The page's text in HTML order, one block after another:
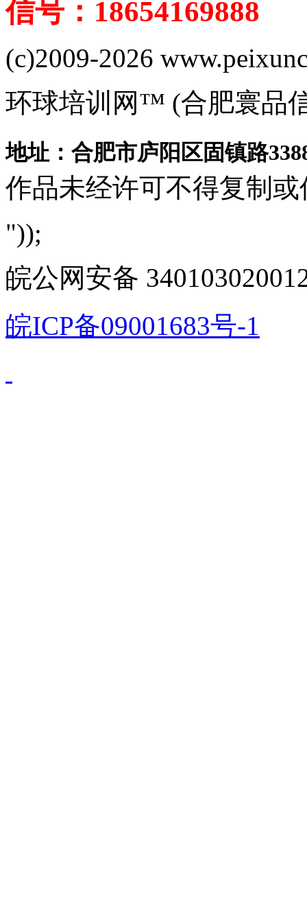
信号：18654169888
(c)2009-2026
环球培训网™ (合肥寰品
地址：合肥市庐阳区固镇路
作品未经许可不得复制或
"));
皖公网安备
皖ICP备09001683号-1